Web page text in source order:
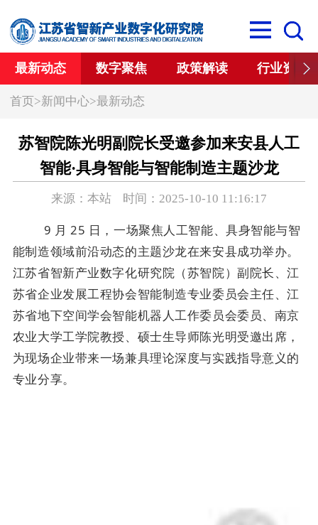
最新动态 数字聚焦 政策解读 行业资讯
首页>新闻中心>最新动态
苏智院陈光明副院长受邀参加来安县人工
智能·具身智能与智能制造主题沙龙
来源：本站 时间：2025-10-10 11:16:17
9 月 25 日，一场聚焦人工智能、具身智能与智
能制造领域前沿动态的主题沙龙在来安县成功举办。
江苏省智新产业数字化研究院（苏智院）副院长、江
苏省企业发展工程协会智能制造专业委员会主任、江
苏省地下空间学会智能机器人工作委员会委员、南京
农业大学工学院教授、硕士生导师陈光明受邀出席，
为现场企业带来一场兼具理论深度与实践指导意义的
专业分享。